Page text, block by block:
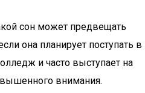
сон может предвещать
она планирует поступать в
и часто выступает на
внимания.